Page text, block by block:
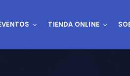
TIENDA ONLINE